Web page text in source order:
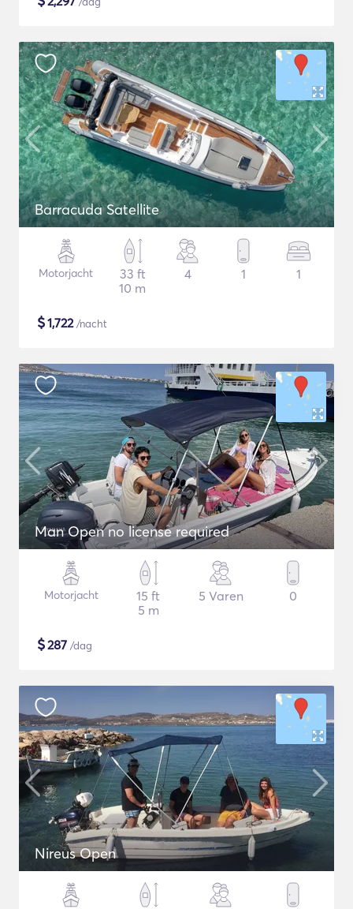
Barracuda Satellite
Motorjacht
33 ft
10 m
4 1 1
$1,722/nacht
Man Open no license required
Motorjacht
15 ft
5 m
5 Varen 0
$287 /dag
Nireus Open